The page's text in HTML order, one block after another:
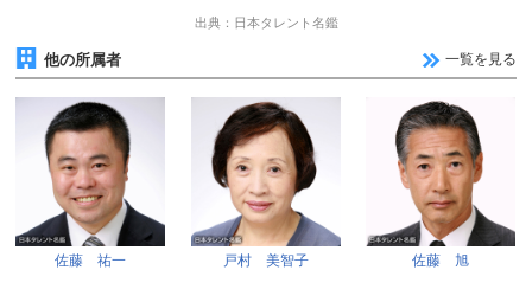
出典：日本タレント名鑑
他の所属者 一覧を見る
佐藤 祐一 戸村 美智子 佐藤 旭